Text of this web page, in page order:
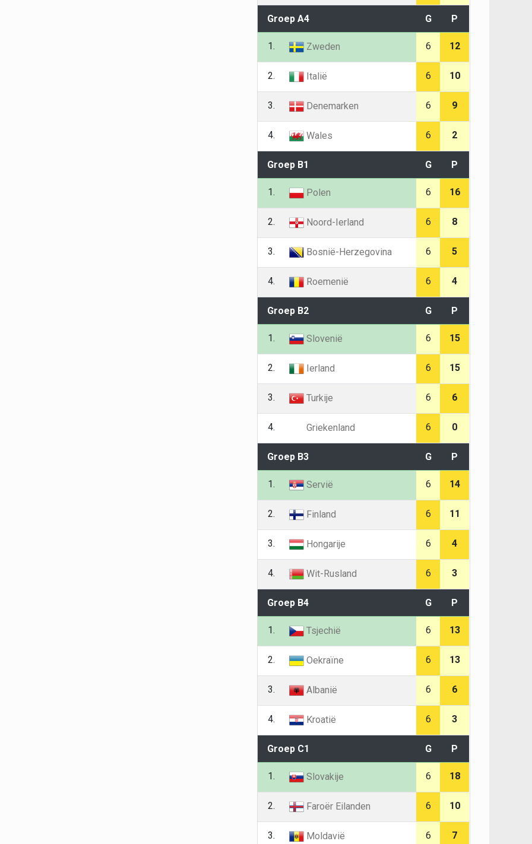
Groep A4 G P
1. Zweden 6 12
2. Italië 6 10
3. Denemarken 6 9
4. Wales 6 2
Groep B1 G P
1. Polen 6 16
2. Noord-Ierland 6 8
3. Bosnië-Herzegovina 6 5
4. Roemenië 6 4
Groep B2 G P
1. Slovenië 6 15
2. Ierland 6 15
3. Turkije 6 6
4. Griekenland 6 0
Groep B3 G P
1. Servië 6 14
2. Finland 6 11
3. Hongarije 6 4
4. Wit-Rusland 6 3
Groep B4 G P
1. Tsjechië 6 13
2. Oekraïne 6 13
3. Albanië 6 6
4. Kroatië 6 3
Groep C1 G P
1. Slovakije 6 18
2. Faroër Eilanden 6 10
3. Moldavië 6 7